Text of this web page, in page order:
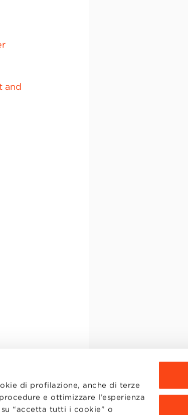
di profilazione, anche di terze
e ottimizzare l’esperienza
“accetta tutti i cookie” o
and